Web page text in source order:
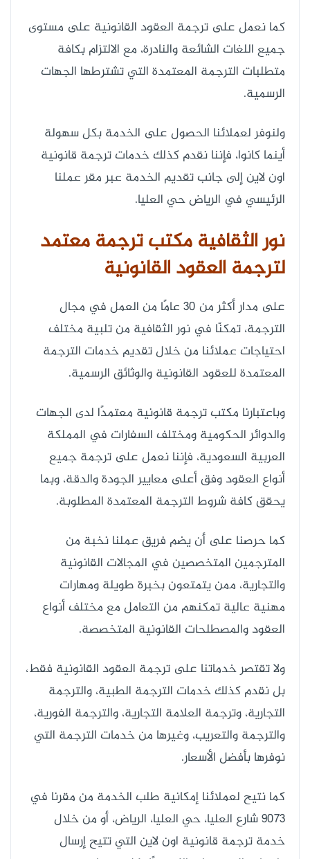
كما نعمل على ترجمة العقود القانونية على مستوى
جميع اللغات الشائعة والنادرة، مع الالتزام بكافة
متطلبات الترجمة المعتمدة التي تشترطها الجهات
الرسمية.
ولنوفر لعملائنا الحصول على الخدمة بكل سهولة
أينما كانوا، فإننا نقدم كذلك خدمات ترجمة قانونية
اون لاين إلى جانب تقديم الخدمة عبر مقر عملنا
الرئيسي في الرياض حي العليا.
نور الثقافية مكتب ترجمة معتمد
لترجمة العقود القانونية
على مدار أكثر من 30 عامًا من العمل في مجال
الترجمة، تمكنّا في نور الثقافية من تلبية مختلف
احتياجات عملائنا من خلال تقديم خدمات الترجمة
المعتمدة للعقود القانونية والوثائق الرسمية.
وباعتبارنا مكتب ترجمة قانونية معتمدًا لدى الجهات
والدوائر الحكومية ومختلف السفارات في المملكة
العربية السعودية، فإننا نعمل على ترجمة جميع
أنواع العقود وفق أعلى معايير الجودة والدقة، وبما
يحقق كافة شروط الترجمة المعتمدة المطلوبة.
كما حرصنا على أن يضم فريق عملنا نخبة من
المترجمين المتخصصين في المجالات القانونية
والتجارية، ممن يتمتعون بخبرة طويلة ومهارات
مهنية عالية تمكنهم من التعامل مع مختلف أنواع
العقود والمصطلحات القانونية المتخصصة.
ولا تقتصر خدماتنا على ترجمة العقود القانونية فقط،
بل نقدم كذلك خدمات الترجمة الطبية، والترجمة
التجارية، وترجمة العلامة التجارية، والترجمة الفورية،
والترجمة والتعريب، وغيرها من خدمات الترجمة التي
نوفرها بأفضل الأسعار.
كما نتيح لعملائنا إمكانية طلب الخدمة من مقرنا في
9073 شارع العليا، حي العليا، الرياض، أو من خلال
خدمة ترجمة قانونية اون لاين التي تتيح إرسال